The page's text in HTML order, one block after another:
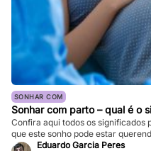
SONHAR COM
Sonhar com parto – qual é o
Confira aqui todos os significados
que este sonho pode estar
Eduardo Garcia Peres